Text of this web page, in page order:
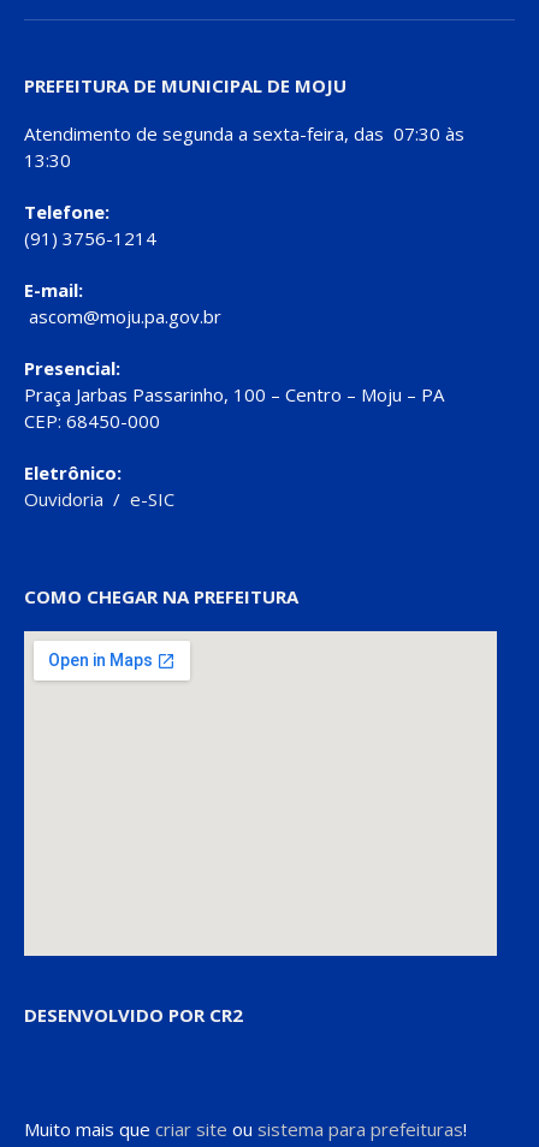
PREFEITURA DE MUNICIPAL DE MOJU
Atendimento de segunda a sexta-feira, das 07:30 às
13:30
Telefone:
(91) 3756-1214
E-mail:
ascom@moju.pa.gov.br
Presencial:
Praça Jarbas Passarinho, 100 – Centro – Moju – PA
CEP: 68450-000
Eletrônico:
Ouvidoria / e-SIC
COMO CHEGAR NA PREFEITURA
DESENVOLVIDO POR CR2
Muito mais que criar site ou sistema para prefeituras!